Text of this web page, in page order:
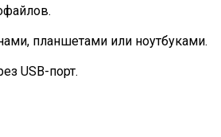
планшетами или ноутбуками.
USB-порт.